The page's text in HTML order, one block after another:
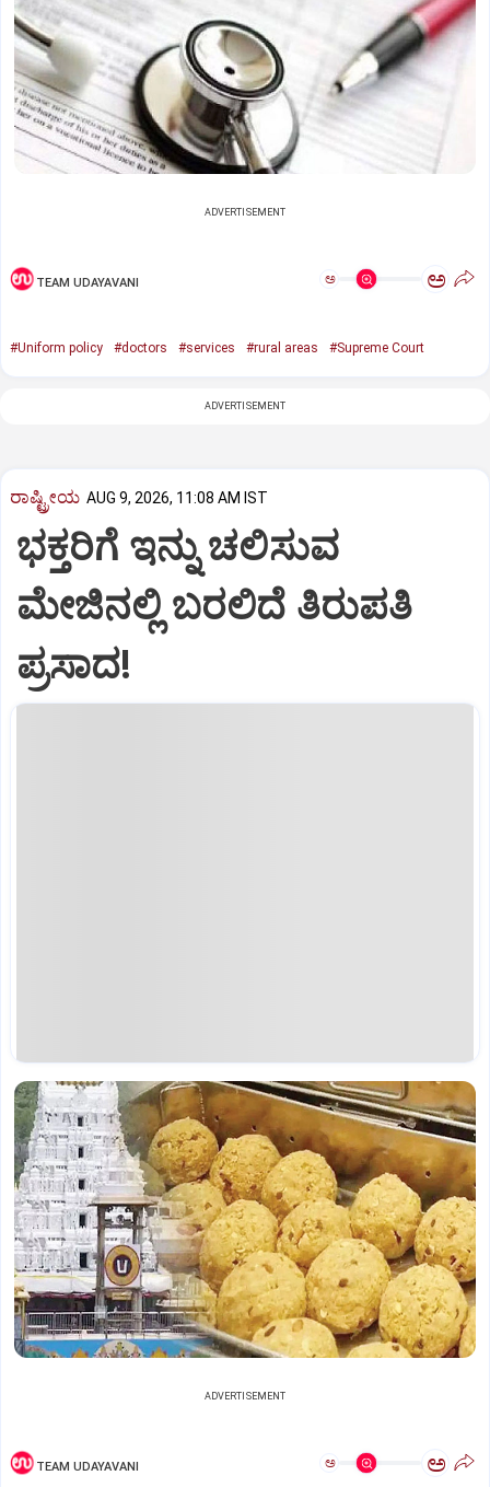
ADVERTISEMENT
TEAM UDAYAVANI ಅ ಅ
#Uniform policy #doctors #services #rural areas #Supreme Court
ADVERTISEMENT
ರಾಷ್ಟ್ರೀಯ AUG 9, 2026, 11:08 AM IST
ಭಕ್ತರಿಗೆ ಇನ್ನು ಚಲಿಸುವ
ಮೇಜಿನಲ್ಲಿ ಬರಲಿದೆ ತಿರುಪತಿ
ಪ್ರಸಾದ!
ADVERTISEMENT
TEAM UDAYAVANI ಅ ಅ